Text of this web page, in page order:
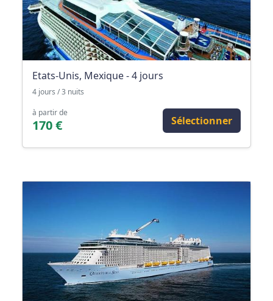
Etats-Unis, Mexique - 4 jours
4 jours / 3 nuits
à partir de
170 € Sélectionner